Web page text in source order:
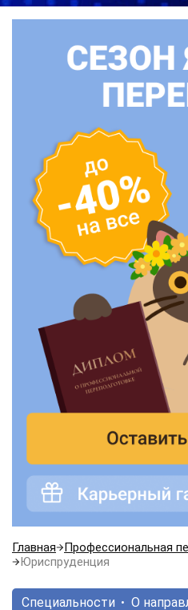
Главная
Профессиональная
Юриспруденция
Специальности
О